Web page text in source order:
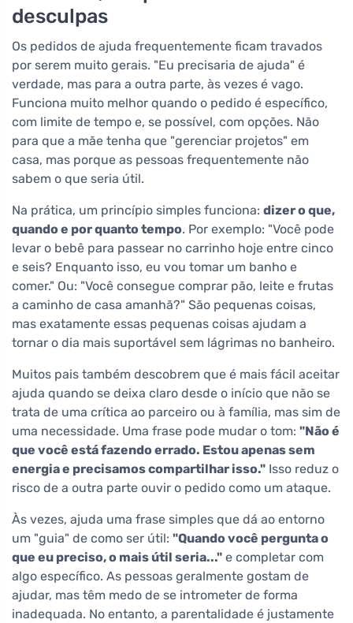
desculpas
Os pedidos de ajuda frequentemente ficam travados
por serem muito gerais. "Eu precisaria de ajuda" é
verdade, mas para a outra parte, às vezes é vago.
Funciona muito melhor quando o pedido é específico,
com limite de tempo e, se possível, com opções. Não
para que a mãe tenha que "gerenciar projetos" em
casa, mas porque as pessoas frequentemente não
sabem o que seria útil.
Na prática, um princípio simples funciona: dizer o que,
quando e por quanto tempo. Por exemplo: "Você pode
levar o bebê para passear no carrinho hoje entre cinco
e seis? Enquanto isso, eu vou tomar um banho e
comer." Ou: "Você consegue comprar pão, leite e frutas
a caminho de casa amanhã?" São pequenas coisas,
mas exatamente essas pequenas coisas ajudam a
tornar o dia mais suportável sem lágrimas no banheiro.
Muitos pais também descobrem que é mais fácil aceitar
ajuda quando se deixa claro desde o início que não se
trata de uma crítica ao parceiro ou à família, mas sim de
uma necessidade. Uma frase pode mudar o tom: "Não é
que você está fazendo errado. Estou apenas sem
energia e precisamos compartilhar isso." Isso reduz o
risco de a outra parte ouvir o pedido como um ataque.
Às vezes, ajuda uma frase simples que dá ao entorno
um "guia" de como ser útil: "Quando você pergunta o
que eu preciso, o mais útil seria..." e completar com
algo específico. As pessoas geralmente gostam de
ajudar, mas têm medo de se intrometer de forma
inadequada. No entanto, a parentalidade é justamente